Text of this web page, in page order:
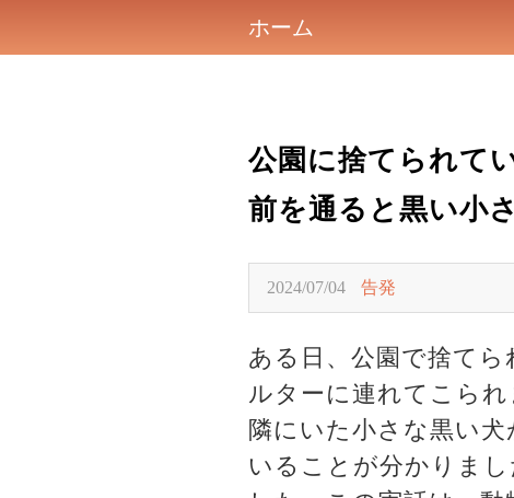
ホーム
公園に捨てられて
前を通ると黒い小
2024/07/04 告発
ある日、公園で捨て
ルターに連れてこら
隣にいた小さな黒い
いることが分かりま